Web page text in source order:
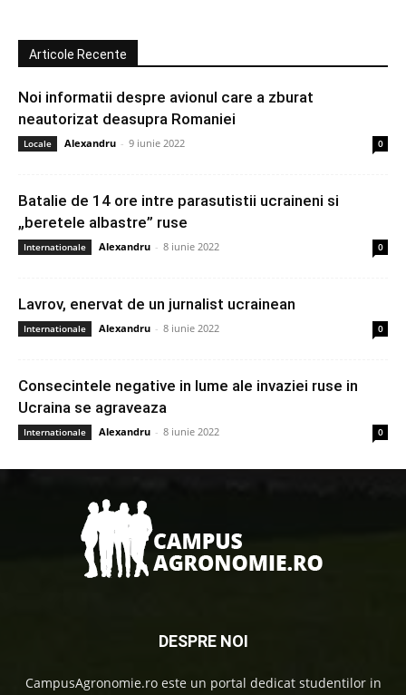
Articole Recente
Noi informatii despre avionul care a zburat
neautorizat deasupra Romaniei
Locale Alexandru - 9 iunie 2022 0
Batalie de 14 ore intre parasutistii ucraineni si
„beretele albastre” ruse
Internationale Alexandru - 8 iunie 2022 0
Lavrov, enervat de un jurnalist ucrainean
Internationale Alexandru - 8 iunie 2022 0
Consecintele negative in lume ale invaziei ruse in
Ucraina se agraveaza
Internationale Alexandru - 8 iunie 2022 0
DESPRE NOI
CampusAgronomie.ro este un portal dedicat studentilor in